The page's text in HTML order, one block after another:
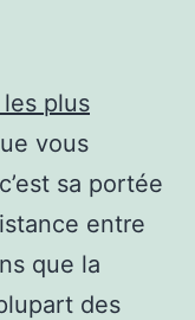
plus
vous
sa portée
entre
que la
des